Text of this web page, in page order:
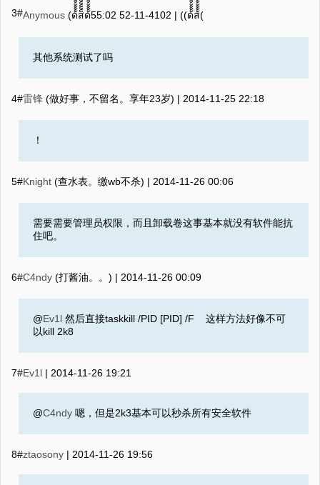
3#Anymous (ด้้้้้็็็็็้้้้้็็็็็้้้ส็็็็็็็็็็็็็็็็็็็็็็็ด้้้้้็็็็็้้้้้็็็็็้้้‮)ส้้้้้้้้้้้้้้้้้้้้้้้้้้้้้้้้้้้้้้้้้้้้้้้้้้้้้้้้้ด้้้้้็็็็็้้้้้็็็็็้้้)) |
2014-11-25 20:55
其他系统测试了吗
4#雷锋 (做好事，不留名。享年23岁) | 2014-11-25 22:18
！
5#Knight (查水表。缴wb不杀) | 2014-11-26 00:06
需要需要管理员权限，而且卸载卷这事基本就没有软件能抗
住吧。
6#C4ndy (打酱油。。) | 2014-11-26 00:09
@Ev1l 然后直接taskkill /PID [PID] /F 这样方法好像不可
以kill 2k8
7#Ev1l | 2014-11-26 19:21
@C4ndy 嗯，但是2k3基本可以秒杀所有安全软件
8#ztaosony | 2014-11-26 19:56